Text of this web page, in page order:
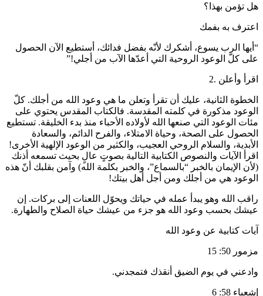
هل تؤمن بهذا؟
اعترف به بفمك
“أيها الرب يسوع، أشكرك لأنّه بفضل فدائك، أستطيع الآن الحصول
على كلّ الوعود الروحية التي أعدّها الآب من أجلي!”
اقرأ وأعلن .2
الخطوة الثانية، عليك أن تقرأ وتعلن ما هي وعود الله من أجلك. كلّ
الوعود مذكورة في كلمته المقدسة. فالكتاب المقدس يحتوي على
مئات الوعود التي صنعها الله لأولاده الأحباء منذ بدء الخليقة. تستطيع
الحصول على الصحة، وحياة الامتلاء، والفرح الدائم، والسعادة
الأبدية، والسلام الروحي العجيب، والكثير من الوعود الإلهية الأخرى!
اقرأ الآيات والنصوص الكتابية التالية بصوتٍ عالٍ بحيث تسمعه أذنك
(لأن الإيمان بالخبر “بالسماع”، والخبر بكلمة الله) وآمن بقلبك أنّ هذه
الوعود هي من أجلك ومن أجل أهل بيتك!
راقب الله وهو يبدأ عمله في حياتك ويحوّل اللعنات إلى بركات. إن
عيشك بحسب وعود الله هو جزء من عيشك حياة الصلاح والطهارة.
آيات كتابية عن وعود الله
مزمور 50: 15
وادعني في يوم الضيق أنقذك فتمجدني.
إشعياء 58: 6